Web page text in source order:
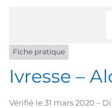
Fiche pratique
Ivresse –
Vérifié le 31 mars 2020 –